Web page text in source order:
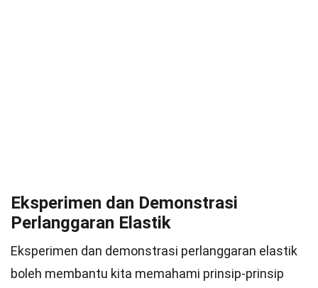
Eksperimen dan Demonstrasi
Perlanggaran Elastik
Eksperimen dan demonstrasi perlanggaran elastik
boleh membantu kita memahami prinsip-prinsip